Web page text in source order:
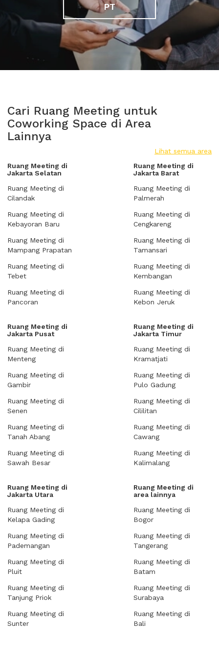
PT
Cari Ruang Meeting untuk
Coworking Space di Area
Lainnya
Lihat semua area
Ruang Meeting di
Jakarta Selatan
Ruang Meeting di
Cilandak
Ruang Meeting di
Kebayoran Baru
Ruang Meeting di
Mampang Prapatan
Ruang Meeting di
Tebet
Ruang Meeting di
Pancoran
Ruang Meeting di
Jakarta Barat
Ruang Meeting di
Palmerah
Ruang Meeting di
Cengkareng
Ruang Meeting di
Tamansari
Ruang Meeting di
Kembangan
Ruang Meeting di
Kebon Jeruk
Ruang Meeting di
Jakarta Pusat
Ruang Meeting di
Menteng
Ruang Meeting di
Gambir
Ruang Meeting di
Senen
Ruang Meeting di
Tanah Abang
Ruang Meeting di
Sawah Besar
Ruang Meeting di
Jakarta Timur
Ruang Meeting di
Kramatjati
Ruang Meeting di
Pulo Gadung
Ruang Meeting di
Cililitan
Ruang Meeting di
Cawang
Ruang Meeting di
Kalimalang
Ruang Meeting di
Jakarta Utara
Ruang Meeting di
Kelapa Gading
Ruang Meeting di
Pademangan
Ruang Meeting di
Pluit
Ruang Meeting di
Tanjung Priok
Ruang Meeting di
Sunter
Ruang Meeting di
area lainnya
Ruang Meeting di
Bogor
Ruang Meeting di
Tangerang
Ruang Meeting di
Batam
Ruang Meeting di
Surabaya
Ruang Meeting di
Bali